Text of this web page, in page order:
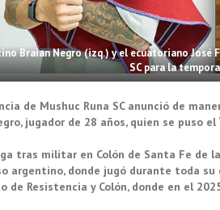
Braian Negro (izq.) y el ecuatoriano José
SC para la
de Mushuc Runa SC anunció de
jugador de 28 años, quien se puso
tras militar en Colón de Santa Fe de
argentino, donde jugó durante toda su
de Resistencia y Colón, donde en el